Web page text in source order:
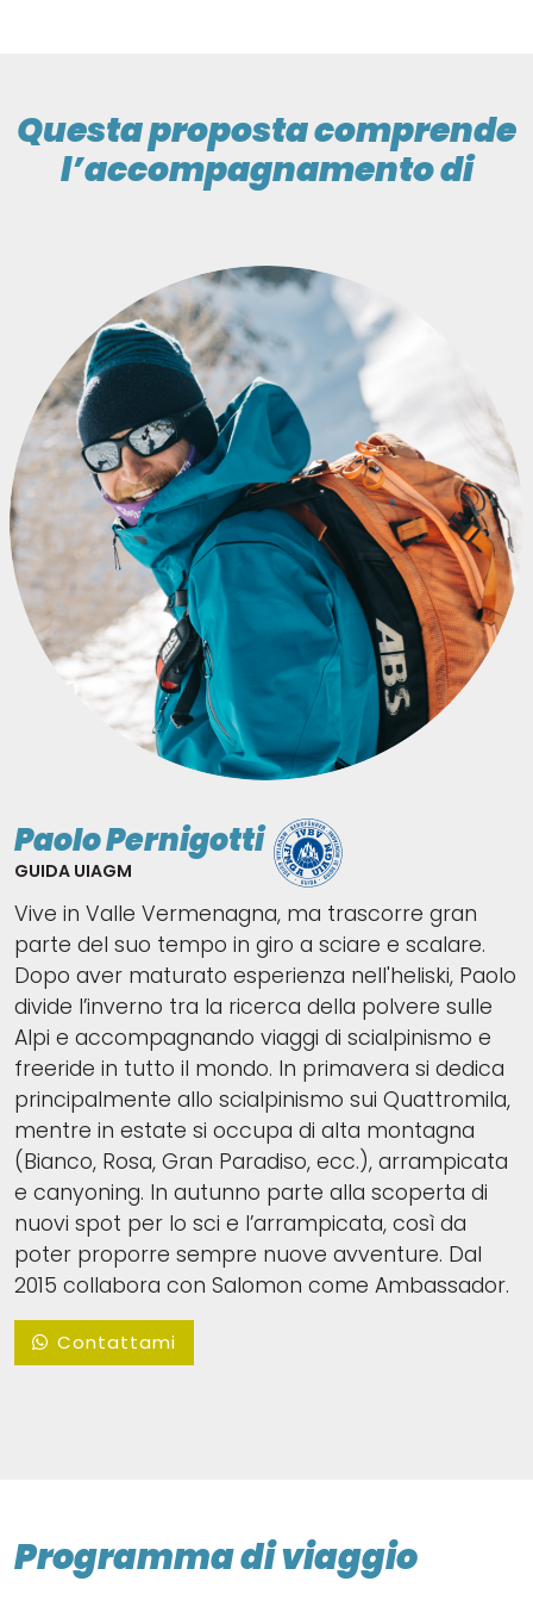
Questa proposta comprende
l’accompagnamento di
Paolo Pernigotti
GUIDA UIAGM
Vive in Valle Vermenagna, ma trascorre gran
parte del suo tempo in giro a sciare e scalare.
Dopo aver maturato esperienza nell'heliski, Paolo
divide l’inverno tra la ricerca della polvere sulle
Alpi e accompagnando viaggi di scialpinismo e
freeride in tutto il mondo. In primavera si dedica
principalmente allo scialpinismo sui Quattromila,
mentre in estate si occupa di alta montagna
(Bianco, Rosa, Gran Paradiso, ecc.), arrampicata
e canyoning. In autunno parte alla scoperta di
nuovi spot per lo sci e l’arrampicata, così da
poter proporre sempre nuove avventure. Dal
2015 collabora con Salomon come Ambassador.
Contattami
Programma di viaggio